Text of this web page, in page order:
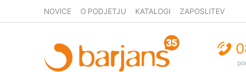
NOVICE O PODJETJU KATALOGI ZAPOSLITEV